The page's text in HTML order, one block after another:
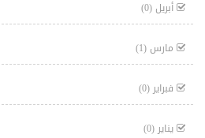
أبريل (0)
مارس (1)
فبراير (0)
يناير (0)